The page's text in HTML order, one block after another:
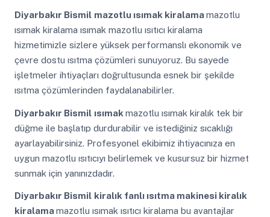
Diyarbakır Bismil mazotlu ısımak kiralamamazotlu
ısımak kiralama ısımak mazotlu ısıtıcı kiralama
hizmetimizle sizlere yüksek performanslı ekonomik ve
çevre dostu ısıtma çözümleri sunuyoruz. Bu sayede
işletmeler ihtiyaçları doğrultusunda esnek bir şekilde
ısıtma çözümlerinden faydalanabilirler.
Diyarbakır Bismil ısımak mazotlu ısımak kiralık tek bir
düğme ile başlatıp durdurabilir ve istediğiniz sıcaklığı
ayarlayabilirsiniz. Profesyonel ekibimiz ihtiyacınıza en
uygun mazotlu ısıtıcıyı belirlemek ve kusursuz bir hizmet
sunmak için yanınızdadır.
Diyarbakır Bismil kiralık fanlı ısıtma makinesi kiralık
kiralamamazotlu ısımak ısıtıcı kiralama bu avantajlar